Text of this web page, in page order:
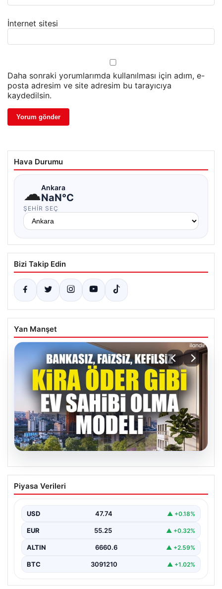
İnternet sitesi
Daha sonraki yorumlarımda kullanılması için adım, e-
posta adresim ve site adresim bu tarayıcıya
kaydedilsin.
Hava Durumu
☁Ankara
NaN°C
ŞEHIR SEÇ
Bizi Takip Edin
Yan Manşet
06.08.2026
DAP Yapı’dan Emlak Güvencesi ile Kendi
Kendini Ödeyen Yeni Proje Ataşehir 173
çeken DAP Gayrimenkul Geliştirme, müşterilerine
sunduğu yeni yaşam modeliyle…
Piyasa Verileri
USD 47.74 ▲ +0.18%
EUR 55.25 ▲ +0.32%
ALTIN 6660.6 ▲ +2.59%
BTC 3091210 ▲ +1.02%